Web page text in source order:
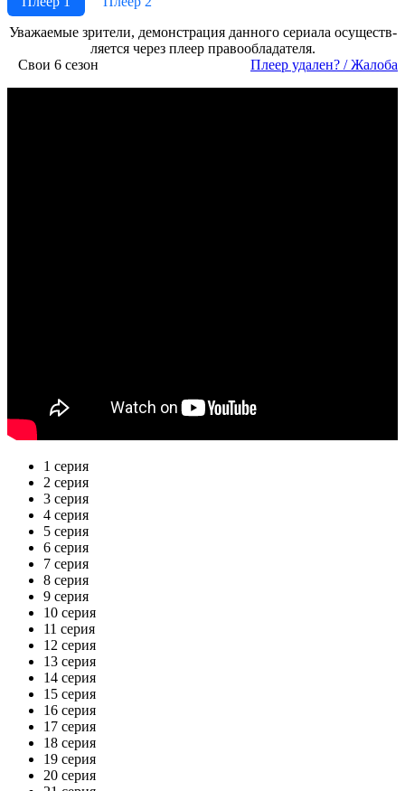
Ува­жае­мые зри­те­ли, де­мон­ст­ра­ция дан­но­го се­риа­ла осу­ще­ст­в­
ля­ет­ся че­рез пле­ер пра­во­об­ла­да­те­ля.
Свои 6 сезон
Пле­ер уда­лен? / Жа­ло­ба
1 серия
2 серия
3 серия
4 серия
5 серия
6 серия
7 серия
8 серия
9 серия
10 серия
11 серия
12 серия
13 серия
14 серия
15 серия
16 серия
17 серия
18 серия
19 серия
20 серия